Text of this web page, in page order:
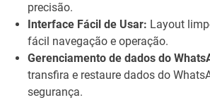
precisão.
Interface Fácil de Usar: Layout
fácil navegação e operação.
Gerenciamento de dados do
transfira e restaure dados do
segurança.